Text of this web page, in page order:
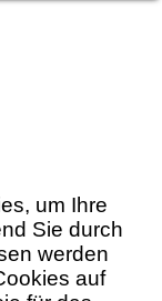
um Ihre
Sie durch
werden
auf